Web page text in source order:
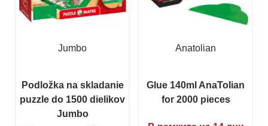
Jumbo
Podložka na skladanie
puzzle do 1500 dielikov
Jumbo
Anatolian
Glue 140ml AnaTolian
for 2000 pieces